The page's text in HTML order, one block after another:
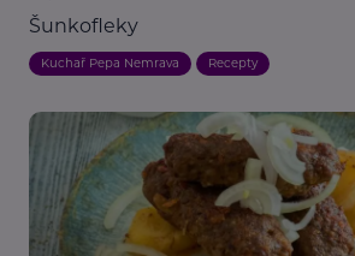
Šunkofleky
Kuchař Pepa Nemrava Recepty